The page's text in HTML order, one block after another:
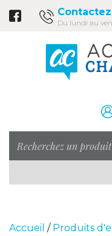
Du lundi au
Accueil / Produits